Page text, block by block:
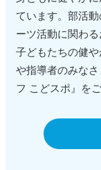
ています。部活
ーツ活動に関わ
子どもたちの健
や指導者のみな
フ こどスポ』を